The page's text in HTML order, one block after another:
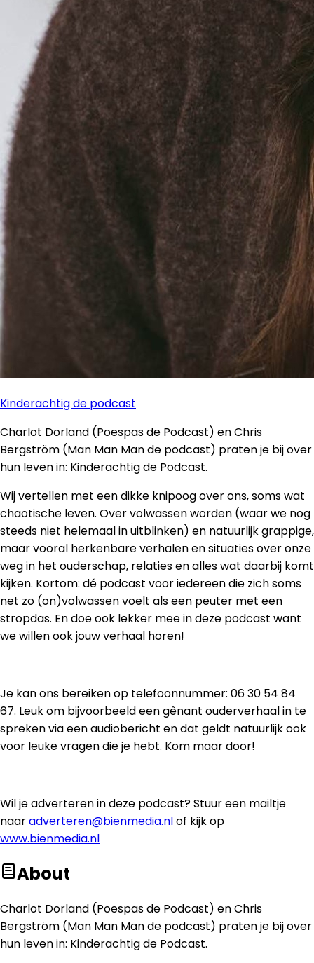
Kinderachtig de podcast
Charlot Dorland (Poespas de Podcast) en Chris
Bergström (Man Man Man de podcast) praten je bij over
hun leven in: Kinderachtig de Podcast.
Wij vertellen met een dikke knipoog over ons, soms wat
chaotische leven. Over volwassen worden (waar we nog
steeds niet helemaal in uitblinken) en natuurlijk grappige,
maar vooral herkenbare verhalen en situaties over onze
weg in het ouderschap, relaties en alles wat daarbij komt
kijken. Kortom: dé podcast voor iedereen die zich soms
net zo (on)volwassen voelt als een peuter met een
stropdas. En doe ook lekker mee in deze podcast want
we willen ook jouw verhaal horen!
Je kan ons bereiken op telefoonnummer: 06 30 54 84
67. Leuk om bijvoorbeeld een gênant ouderverhaal in te
spreken via een audiobericht en dat geldt natuurlijk ook
voor leuke vragen die je hebt. Kom maar door!
Wil je adverteren in deze podcast? Stuur een mailtje
naaradverteren@bienmedia.nlof kijk op
www.bienmedia.nl
About
Charlot Dorland (Poespas de Podcast) en Chris
Bergström (Man Man Man de podcast) praten je bij over
hun leven in: Kinderachtig de Podcast.